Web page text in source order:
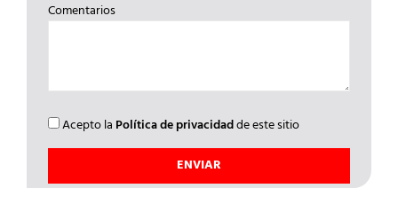
Comentarios
Acepto la Política de privacidadde este sitio